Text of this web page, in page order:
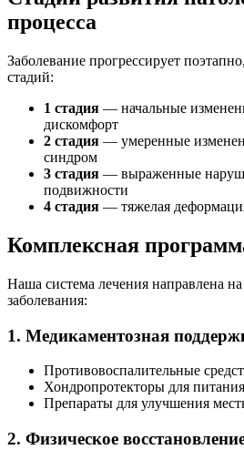
процесса
Заболевание прогрессирует
стадий:
1 стадия — начальные
дискомфорт
2 стадия — умеренные
синдром
3 стадия — выраженные
подвижности
4 стадия — тяжелая
Комплексная
Наша система лечения направлена
заболевания:
1. Медикаментозная
Противовоспалительные
Хондропротекторы для
Препараты для улучшения
2. Физическое